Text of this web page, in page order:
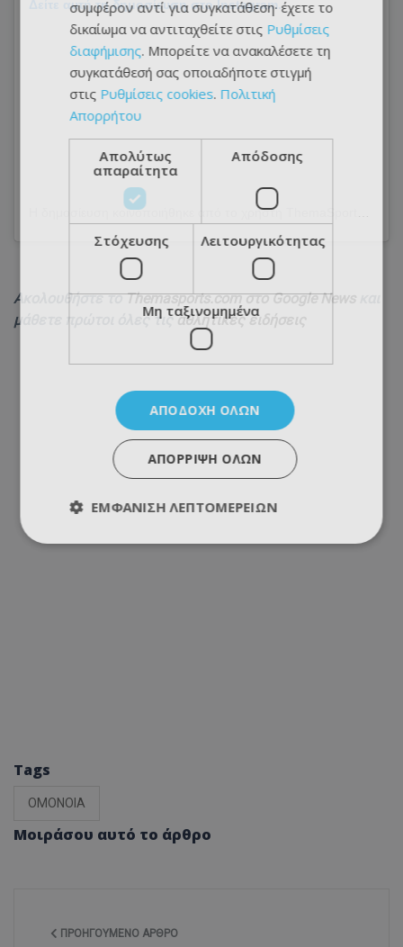
Δείτε αυτή τη δημοσίευση στο Instagram.
Ακολουθήστε τοThemasports.com στο Google News
μάθετε πρώτοι όλες τιςαθλητικές ειδήσεις
Tags
ΟΜΟΝΟΙΑ
Μοιράσου αυτό το άρθρο
ΠΡΟΗΓΟΎΜΕΝΟ ΆΡΘΡΟ
συμφέρον αντί για συγκατάθεση· έχετε το
δικαίωμα να αντιταχθείτε στις Ρυθμίσεις
διαφήμισης. Μπορείτε να ανακαλέσετε τη
συγκατάθεσή σας οποιαδήποτε στιγμή
στις Ρυθμίσεις cookies. Πολιτική
Απορρήτου
Απολύτως
απαραίτητα
Απόδοσης
Στόχευσης Λειτουργικότητας
Μη ταξινομημένα
ΑΠΟΔΟΧΉ ΌΛΩΝ
ΑΠΌΡΡΙΨΗ ΌΛΩΝ
ΕΜΦΆΝΙΣΗ ΛΕΠΤΟΜΕΡΕΙΏΝ